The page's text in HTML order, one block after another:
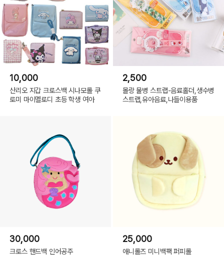
10,000
산리오 지갑 크로스백 시나모롤 쿠
로미 마이멜로디 초등 학생 여아
2,500
몰랑 물병 스트랩-음료홀더,생수병
스트랩,유아음료,나들이용품
30,000
크로스 핸드백 인어공주
25,000
애니롤즈 미니백팩 퍼피롤